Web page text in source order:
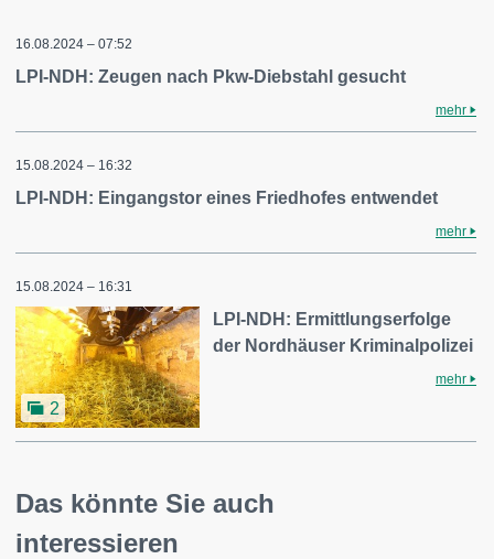
16.08.2024 – 07:52
LPI-NDH: Zeugen nach Pkw-Diebstahl gesucht
mehr
15.08.2024 – 16:32
LPI-NDH: Eingangstor eines Friedhofes entwendet
mehr
15.08.2024 – 16:31
2
LPI-NDH: Ermittlungserfolge
der Nordhäuser Kriminalpolizei
mehr
Das könnte Sie auch
interessieren